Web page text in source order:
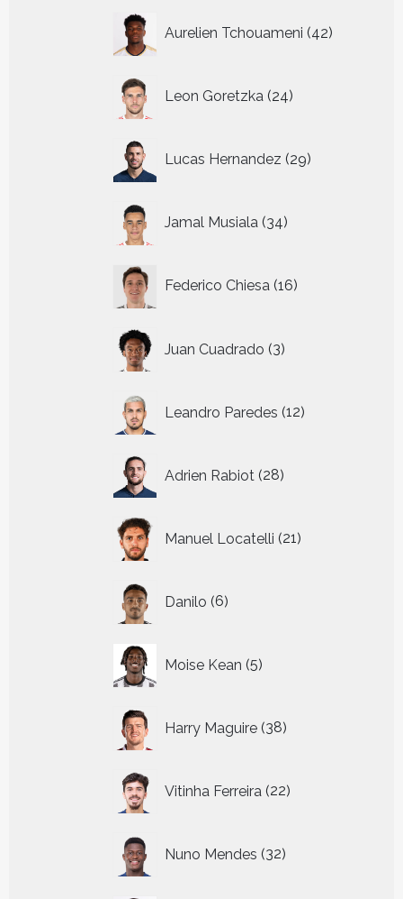
Aurelien Tchouameni 42
producten
Leon Goretzka 24
producten
Lucas Hernandez 29
producten
Jamal Musiala 34
producten
Federico Chiesa 16
producten
Juan Cuadrado 3
producten
Leandro Paredes 12
producten
Adrien Rabiot 28
producten
Manuel Locatelli 21
producten
Danilo 6
producten
Moise Kean 5
producten
Harry Maguire 38
producten
Vitinha Ferreira 22
producten
Nuno Mendes 32
producten